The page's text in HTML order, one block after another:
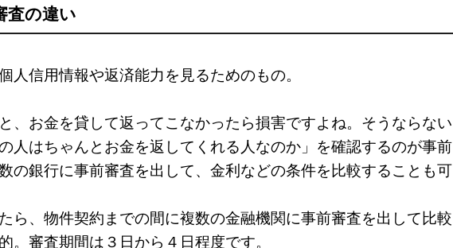
査の違い
人信用情報や返済能力を見るためのもの。
、お金を貸して返ってこなかったら損害ですよね。そうならない
人はちゃんとお金を返してくれる人なのか」を確認するのが事前
の銀行に事前審査を出して、金利などの条件を比較することも可
ら、物件契約までの間に複数の金融機関に事前審査を出して比較
。審査期間は３日から４日程度です。